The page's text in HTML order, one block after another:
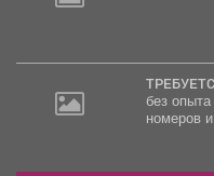
без
номеров